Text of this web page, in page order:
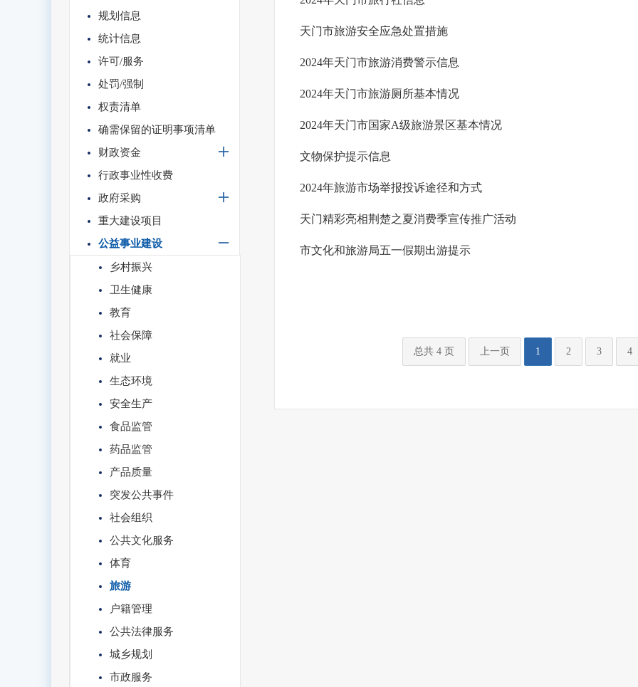
规划信息
统计信息
许可/服务
处罚/强制
权责清单
确需保留的证明事项清单
财政资金
行政事业性收费
政府采购
重大建设项目
公益事业建设
乡村振兴
卫生健康
教育
社会保障
就业
生态环境
安全生产
食品监管
药品监管
产品质量
突发公共事件
社会组织
公共文化服务
体育
旅游
户籍管理
公共法律服务
城乡规划
市政服务
天门市旅游安全应急处置措施
2024年天门市旅游消费警示信息
2024年天门市旅游厕所基本情况
2024年天门市国家A级旅游景区基本情况
文物保护提示信息
2024年旅游市场举报投诉途径和方式
天门精彩亮相荆楚之夏消费季宣传推广活动
市文化和旅游局五一假期出游提示
总共 4 页 上一页 1 2 3 4